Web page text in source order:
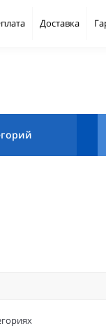
Доставка